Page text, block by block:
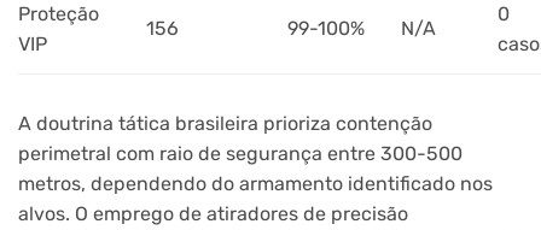
Proteção
VIP
156 99-100% N/A
0
A doutrina tática brasileira prioriza contenção
perimetral com raio de segurança entre 300-500
metros, dependendo do armamento identificado nos
alvos. O emprego de atiradores de precisão